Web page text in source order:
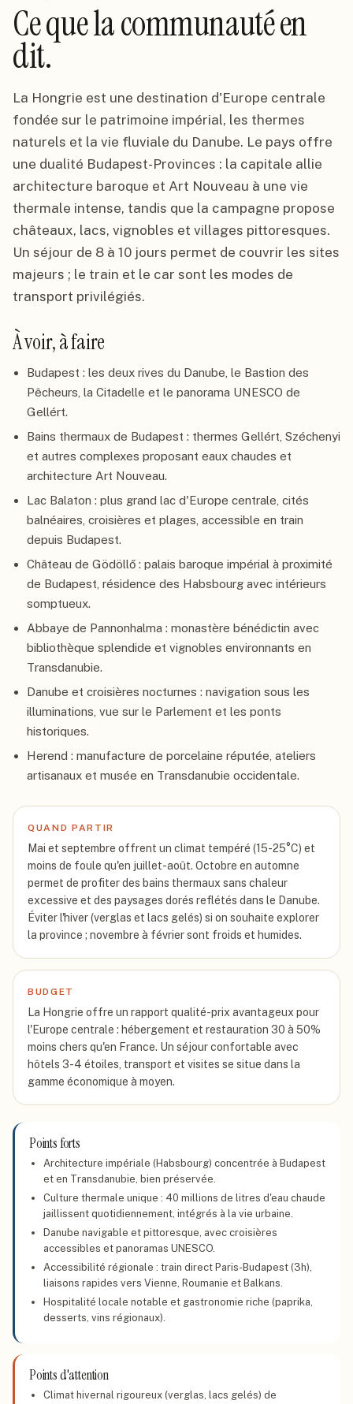
Ce que la communauté en
dit.
La Hongrie est une destination d'Europe centrale
fondée sur le patrimoine impérial, les thermes
naturels et la vie fluviale du Danube. Le pays offre
une dualité Budapest-Provinces : la capitale allie
architecture baroque et Art Nouveau à une vie
thermale intense, tandis que la campagne propose
châteaux, lacs, vignobles et villages pittoresques.
Un séjour de 8 à 10 jours permet de couvrir les sites
majeurs ; le train et le car sont les modes de
transport privilégiés.
À voir, à faire
Budapest : les deux rives du Danube, le Bastion des
Pêcheurs, la Citadelle et le panorama UNESCO de
Gellért.
Bains thermaux de Budapest : thermes Gellért, Széchenyi
et autres complexes proposant eaux chaudes et
architecture Art Nouveau.
Lac Balaton : plus grand lac d'Europe centrale, cités
balnéaires, croisières et plages, accessible en train
depuis Budapest.
Château de Gödöllő : palais baroque impérial à proximité
de Budapest, résidence des Habsbourg avec intérieurs
somptueux.
Abbaye de Pannonhalma : monastère bénédictin avec
bibliothèque splendide et vignobles environnants en
Transdanubie.
Danube et croisières nocturnes : navigation sous les
illuminations, vue sur le Parlement et les ponts
historiques.
Herend : manufacture de porcelaine réputée, ateliers
artisanaux et musée en Transdanubie occidentale.
QUAND PARTIR
Mai et septembre offrent un climat tempéré (15-25°C) et
moins de foule qu'en juillet-août. Octobre en automne
permet de profiter des bains thermaux sans chaleur
excessive et des paysages dorés reflétés dans le Danube.
Éviter l'hiver (verglas et lacs gelés) si on souhaite explorer
la province ; novembre à février sont froids et humides.
BUDGET
La Hongrie offre un rapport qualité-prix avantageux pour
l'Europe centrale : hébergement et restauration 30 à 50%
moins chers qu'en France. Un séjour confortable avec
hôtels 3-4 étoiles, transport et visites se situe dans la
gamme économique à moyen.
Points forts
Architecture impériale (Habsbourg) concentrée à Budapest
et en Transdanubie, bien préservée.
Culture thermale unique : 40 millions de litres d'eau chaude
jaillissent quotidiennement, intégrés à la vie urbaine.
Danube navigable et pittoresque, avec croisières
accessibles et panoramas UNESCO.
Accessibilité régionale : train direct Paris-Budapest (3h),
liaisons rapides vers Vienne, Roumanie et Balkans.
Hospitalité locale notable et gastronomie riche (paprika,
desserts, vins régionaux).
Points d'attention
Climat hivernal rigoureux (verglas, lacs gelés) de